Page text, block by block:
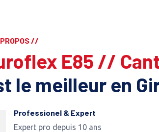
//
E85 //
le meilleur en
Professionel & Expert
Expert pro depuis 10 ans